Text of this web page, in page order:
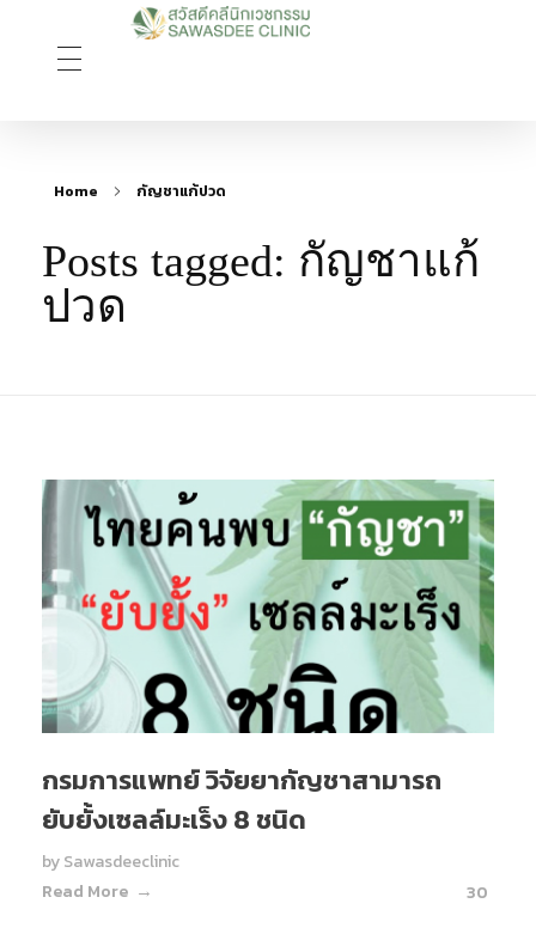
Home กัญชาแก้ปวด
Posts tagged: กัญชาแก้
ปวด
กรมการแพทย์ วิจัยยากัญชาสามารถ
ยับยั้งเซลล์มะเร็ง 8 ชนิด
bySawasdeeclinic
Read More
30